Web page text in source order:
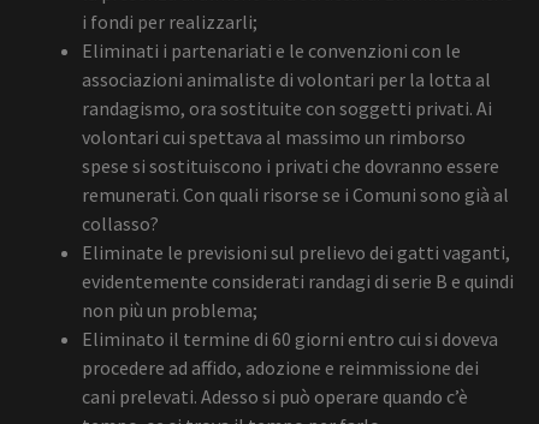
i fondi per realizzarli;
Eliminati i partenariati e le convenzioni con le
associazioni animaliste di volontari per la lotta al
randagismo, ora sostituite con soggetti privati. Ai
volontari cui spettava al massimo un rimborso
spese si sostituiscono i privati che dovranno essere
remunerati. Con quali risorse se i Comuni sono già al
collasso?
Eliminate le previsioni sul prelievo dei gatti vaganti,
evidentemente considerati randagi di serie B e quindi
non più un problema;
Eliminato il termine di 60 giorni entro cui si doveva
procedere ad affido, adozione e reimmissione dei
cani prelevati. Adesso si può operare quando c’è